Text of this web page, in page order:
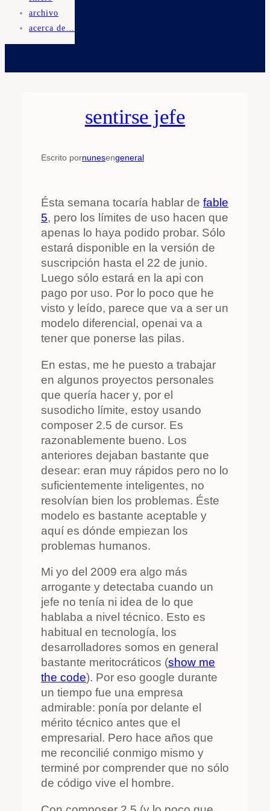
archivo
acerca de…
sentirse jefe
Escrito pornunesengeneral
Ésta semana tocaría hablar de fable
5, pero los límites de uso hacen que
apenas lo haya podido probar. Sólo
estará disponible en la versión de
suscripción hasta el 22 de junio.
Luego sólo estará en la api con
pago por uso. Por lo poco que he
visto y leído, parece que va a ser un
modelo diferencial, openai va a
tener que ponerse las pilas.
En estas, me he puesto a trabajar
en algunos proyectos personales
que quería hacer y, por el
susodicho límite, estoy usando
composer 2.5 de cursor. Es
razonablemente bueno. Los
anteriores dejaban bastante que
desear: eran muy rápidos pero no lo
suficientemente inteligentes, no
resolvían bien los problemas. Éste
modelo es bastante aceptable y
aquí es dónde empiezan los
problemas humanos.
Mi yo del 2009 era algo más
arrogante y detectaba cuando un
jefe no tenía ni idea de lo que
hablaba a nivel técnico. Esto es
habitual en tecnología, los
desarrolladores somos en general
bastante meritocráticos (show me
the code). Por eso google durante
un tiempo fue una empresa
admirable: ponía por delante el
mérito técnico antes que el
empresarial. Pero hace años que
me reconcilié conmigo mismo y
terminé por comprender que no sólo
de código vive el hombre.